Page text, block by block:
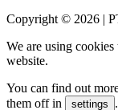
Copyright © 2026 |
We are using
website.
You can find out
them off in
settings .